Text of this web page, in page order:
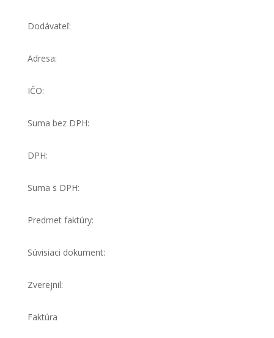
Dodávateľ:
Adresa:
IČO:
Suma bez DPH:
DPH:
Suma s DPH:
Predmet faktúry:
Súvisiaci dokument:
Zverejnil:
Faktúra